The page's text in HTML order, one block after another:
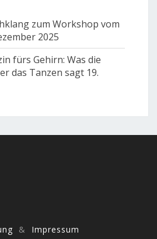
zum Workshop vom
2025
fürs Gehirn: Was die
das Tanzen sagt 19.
& Impressum